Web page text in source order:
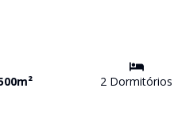
m² 2 Dormitórios